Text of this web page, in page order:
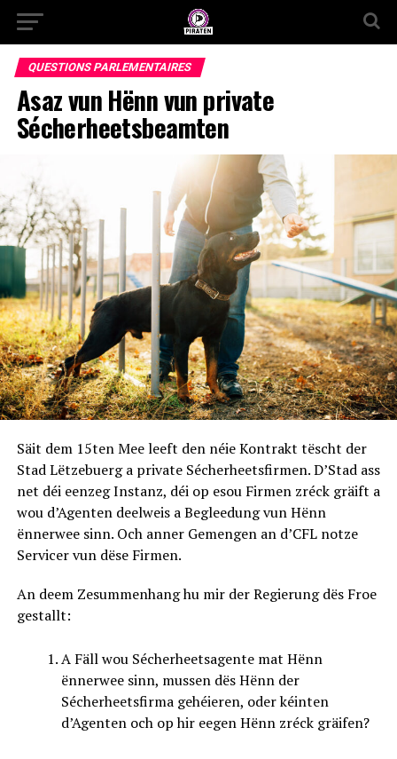
QUESTIONS PARLEMENTAIRES
Asaz vun Hënn vun private
Sécherheetsbeamten
Säit dem 15ten Mee leeft den néie Kontrakt tëscht der
Stad Lëtzebuerg a private Sécherheetsfirmen. D’Stad ass
net déi eenzeg Instanz, déi op esou Firmen zréck gräift a
wou d’Agenten deelweis a Begleedung vun Hënn
ënnerwee sinn. Och anner Gemengen an d’CFL notze
Servicer vun dëse Firmen.
An deem Zesummenhang hu mir der Regierung dës Froe
gestallt:
A Fäll wou Sécherheetsagente mat Hënn
ënnerwee sinn, mussen dës Hënn der
Sécherheetsfirma gehéieren, oder kéinten
d’Agenten och op hir eegen Hënn zréck gräifen?